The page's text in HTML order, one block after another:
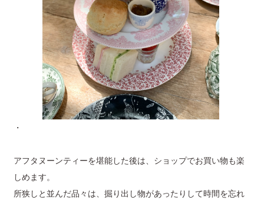
・
アフタヌーンティーを堪能した後は、ショップでお買い物も楽
しめます。
所狭しと並んだ品々は、掘り出し物があったりして時間を忘れ